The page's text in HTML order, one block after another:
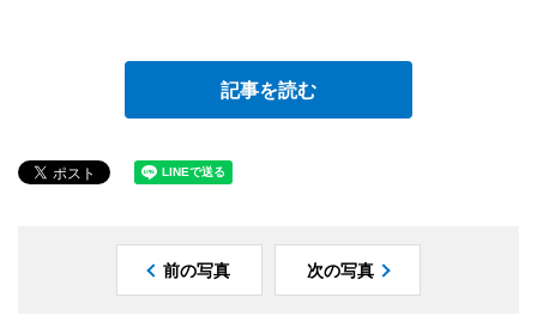
記事を読む
前の写真 次の写真